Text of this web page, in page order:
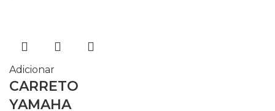
Adicionar
CARRETO
YAMAHA